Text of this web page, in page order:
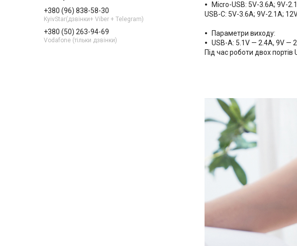
Micro-USB: 5V-3.6A; 9V-
USB-C: 5V-3.6A; 9V-2.1A;
Параметри виходу:
USB-A: 5.1V — 2.4А, 9V —
Під час роботи двох
+380 (96) 838-58-30
KyivStar(дзвінки+ Viber + Telegram)
+380 (50) 263-94-69
Vodafone (тільки дзвінки)